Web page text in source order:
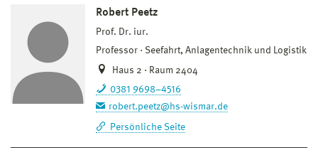
Robert Peetz
Prof. Dr. iur.
Professor
Seefahrt, Anlagentechnik und Logistik
Haus 2 · Raum 2404
0381 9698–4516
robert.peetz@hs-wismar.de
Persönliche Seite